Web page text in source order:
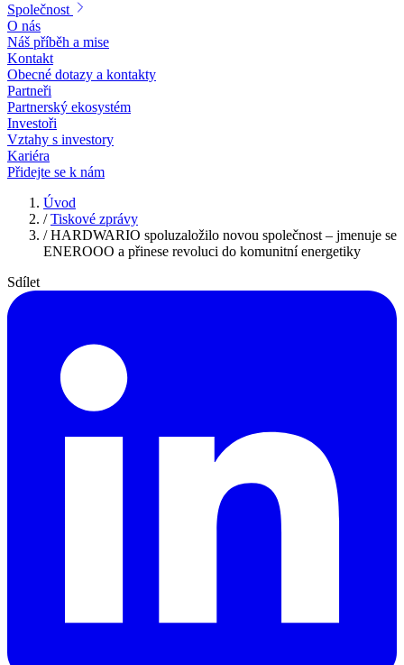
Společnost
O nás
Náš příběh a mise
Kontakt
Obecné dotazy a kontakty
Partneři
Partnerský ekosystém
Investoři
Vztahy s investory
Kariéra
Přidejte se k nám
Úvod
/ Tiskové zprávy
/ HARDWARIO spoluzaložilo novou společnost – jmenuje se
ENEROOO a přinese revoluci do komunitní energetiky
Sdílet